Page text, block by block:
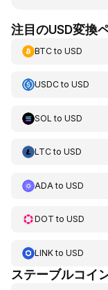
注目のUSD変換
BTCto USD
USDCto USD
SOL to USD
LTCto USD
ADA to USD
DOT to USD
LINKto USD
ステーブルコイ